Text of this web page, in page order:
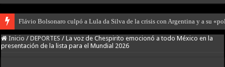
Flávio Bolsonaro culpó a Lula da Silva de la crisis con Argentina y a su
Inicio / DEPORTES / La voz de Chespirito emocionó a todo México en la
presentación de la lista para el Mundial 2026